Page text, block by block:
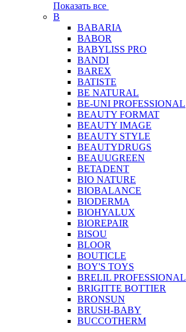
Показать все
B
BABARIA
BABOR
BABYLISS PRO
BANDI
BAREX
BATISTE
BE NATURAL
BE-UNI PROFESSIONAL
BEAUTY FORMAT
BEAUTY IMAGE
BEAUTY STYLE
BEAUTYDRUGS
BEAUUGREEN
BETADENT
BIO NATURE
BIOBALANCE
BIODERMA
BIOHYALUX
BIOREPAIR
BISOU
BLOOR
BOUTICLE
BOY'S TOYS
BRELIL PROFESSIONAL
BRIGITTE BOTTIER
BRONSUN
BRUSH-BABY
BUCCOTHERM